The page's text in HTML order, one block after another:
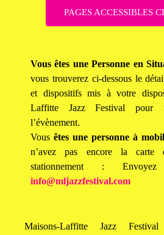
PAGES ACCESSIBLES
Vous êtes une Personne en
vous trouverez ci-dessous le
et dispositifs mis à votre
Laffitte Jazz Festival pour
l’évènement.
Vous êtes une personne à
n’avez pas encore la carte
stationnement :
info@mljazzfestival.com
Maisons-Laffitte Jazz